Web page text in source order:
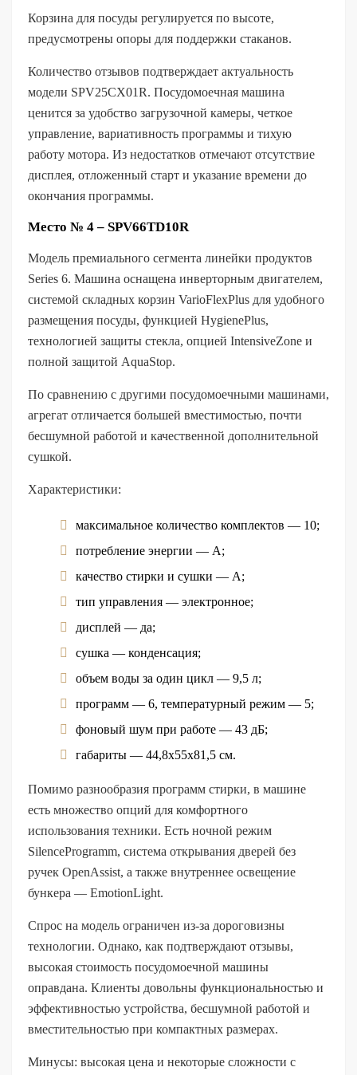
Корзина для посуды регулируется по высоте,
предусмотрены опоры для поддержки стаканов.
Количество отзывов подтверждает актуальность
модели SPV25CX01R. Посудомоечная машина
ценится за удобство загрузочной камеры, четкое
управление, вариативность программы и тихую
работу мотора. Из недостатков отмечают отсутствие
дисплея, отложенный старт и указание времени до
окончания программы.
Место № 4 – SPV66TD10R
Модель премиального сегмента линейки продуктов
Series 6. Машина оснащена инверторным двигателем,
системой складных корзин VarioFlexPlus для удобного
размещения посуды, функцией HygienePlus,
технологией защиты стекла, опцией IntensiveZone и
полной защитой AquaStop.
По сравнению с другими посудомоечными машинами,
агрегат отличается большей вместимостью, почти
бесшумной работой и качественной дополнительной
сушкой.
Характеристики:
максимальное количество комплектов — 10;
потребление энергии — А;
качество стирки и сушки — А;
тип управления — электронное;
дисплей — да;
сушка — конденсация;
объем воды за один цикл — 9,5 л;
программ — 6, температурный режим — 5;
фоновый шум при работе — 43 дБ;
габариты — 44,8х55х81,5 см.
Помимо разнообразия программ стирки, в машине
есть множество опций для комфортного
использования техники. Есть ночной режим
SilenceProgramm, система открывания дверей без
ручек OpenAssist, а также внутреннее освещение
бункера — EmotionLight.
Спрос на модель ограничен из-за дороговизны
технологии. Однако, как подтверждают отзывы,
высокая стоимость посудомоечной машины
оправдана. Клиенты довольны функциональностью и
эффективностью устройства, бесшумной работой и
вместительностью при компактных размерах.
Минусы: высокая цена и некоторые сложности с